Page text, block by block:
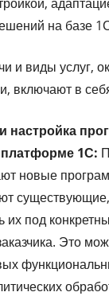
на базе
и виды услуг,
включают в
настройка
1С:
новые
их под
Это